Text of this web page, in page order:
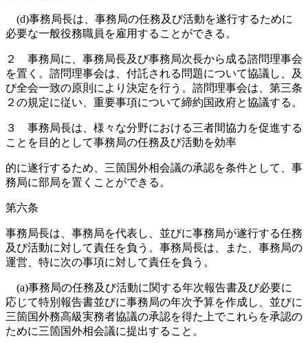
(d)事務局長は、事務局の任務及び活動を遂行するために
必要な一般役務職員を雇用することができる。
２ 事務局に、事務局長及び事務局次長から成る諮問理事会
を置く。諮問理事会は、付託される問題について協議し、及
び全会一致の原則により決定を行う。諮問理事会は、第三条
２の規定に従い、重要事項について締約国政府と協議する。
３ 事務局長は、様々な分野における三者間協力を促進する
ことを目的として事務局の任務及び活動を効率
的に遂行するため、三箇国外相会議の承認を条件として、事
務局に部局を置くことができる。
第六条
事務局長は、事務局を代表し、並びに事務局が遂行する任務
及び活動に対して責任を負う。事務局長は、また、事務局の
運営、特に次の事項に対して責任を負う。
(a)事務局の任務及び活動に関する年次報告書及び必要に
応じて特別報告書並びに事務局の年次予算を作成し、並びに
三箇国外務高級実務者協議の承認を得た上でこれらを承認の
ために三箇国外相会議に提出すること。